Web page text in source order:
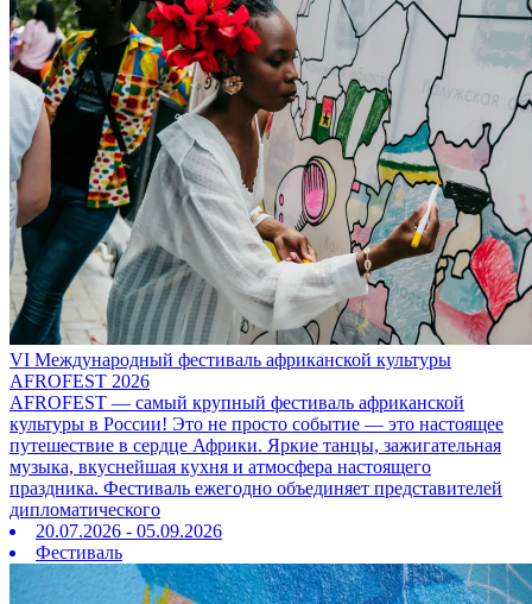
VI Международный фестиваль африканской культуры
AFROFEST 2026
AFROFEST — самый крупный фестиваль африканской
культуры в России! Это не просто событие — это настоящее
путешествие в сердце Африки. Яркие танцы, зажигательная
музыка, вкуснейшая кухня и атмосфера настоящего
праздника. Фестиваль ежегодно объединяет представителей
дипломатического
20.07.2026 - 05.09.2026
Фестиваль